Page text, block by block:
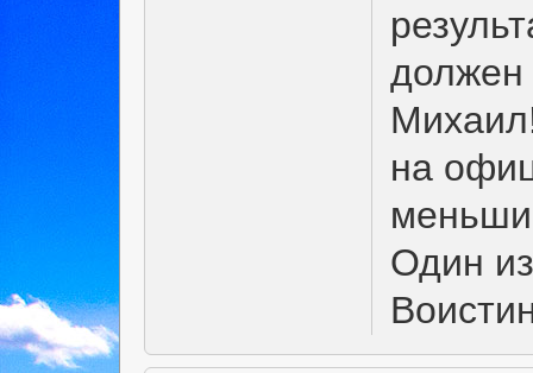
должен
на
Один